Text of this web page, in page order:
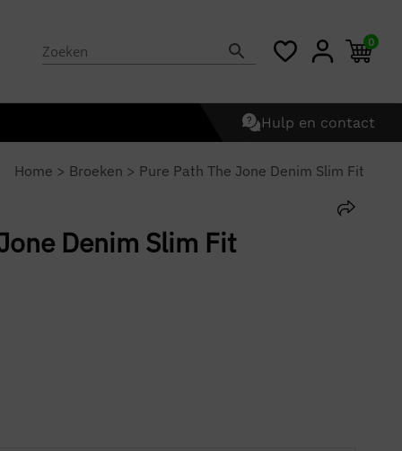
0
Hulp en contact
Home > Broeken > Pure Path The Jone Denim Slim Fit
Denim Slim Fit